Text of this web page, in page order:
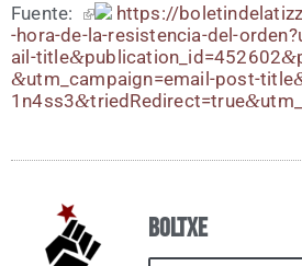
Fuen­te:
https://​
-​h​o​r​a​-​d​e​-​l​a​-​r​e​s​i​s​t​e​n​c​i​a​-​d​e​l​-​
a​i​l​-​t​i​t​l​e​&​p​u​b​l​i​c​a​t​i​o​n​_​i​d​=​4​5​2​6​0​2​&
&​u​t​m​_​c​a​m​p​a​i​g​n​=​e​m​a​i​l​-​p​o​s​t​-​t​i​t​l​e​
1​n​4​s​s​3​&​t​r​i​e​d​R​e​d​i​r​e​c​t​=​t​r​u​e​&
Boltxe